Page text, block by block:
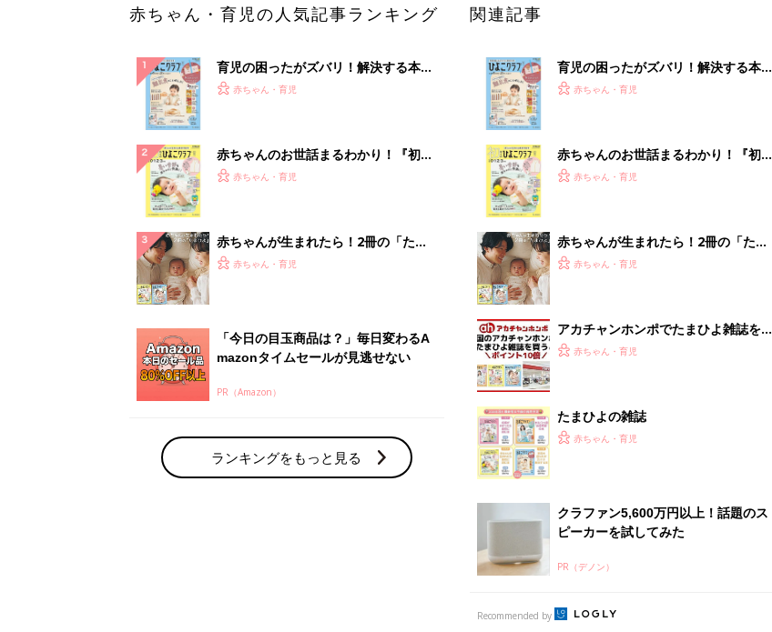
赤ちゃん・育児の人気記事ランキング
育児の困ったがズバリ！解決する本
『ひよこクラブ 秋号』 4カ月～2才
赤ちゃん・育児
赤ちゃんのお世話まるわかり！『初め
てのひよこクラブ 夏号』〈巻頭大特
赤ちゃん・育児
赤ちゃんが生まれたら！2冊の「たま
ひよ」
赤ちゃん・育児
「今日の目玉商品は？」毎日変わるA
mazonタイムセールが見逃せない
PR（Amazon）
ランキングをもっと見る
関連記事
育児の困ったがズバリ！解決する本
『ひよこクラブ 秋号』 4カ月～2才
赤ちゃん・育児
赤ちゃんのお世話まるわかり！『初め
てのひよこクラブ 夏号』〈巻頭大特
赤ちゃん・育児
赤ちゃんが生まれたら！2冊の「たま
ひよ」
赤ちゃん・育児
アカチャンホンポでたまひよ雑誌を買
うとポイント10倍【期間限定】
赤ちゃん・育児
たまひよの雑誌
赤ちゃん・育児
クラファン5,600万円以上！話題のス
ピーカーを試してみた
PR（デノン）
Recommended by